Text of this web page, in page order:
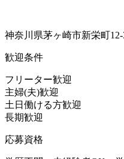
神奈川県茅ヶ崎市新栄町12-
歓迎条件
フリーター歓迎
主婦(夫)歓迎
土日働ける方歓迎
長期歓迎
応募資格